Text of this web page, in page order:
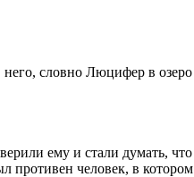
него, словно Люцифер в
ему и стали думать,
человек, в